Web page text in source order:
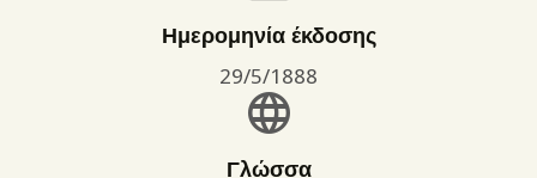
Ημερομηνία έκδοσης
29/5/1888
Γλώσσα